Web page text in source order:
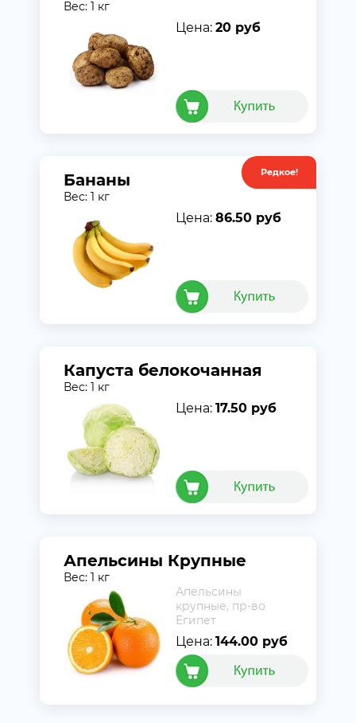
Вес: 1 кг
Цена: 20 руб
Акция
Редкое!
Бананы
Вес: 1 кг
Цена: 86.50 руб
Капуста белокочанная
Вес: 1 кг
Цена: 17.50 руб
Апельсины Крупные
Вес: 1 кг
Апельсины
крупные, пр-во
Египет
Цена: 144.00 руб